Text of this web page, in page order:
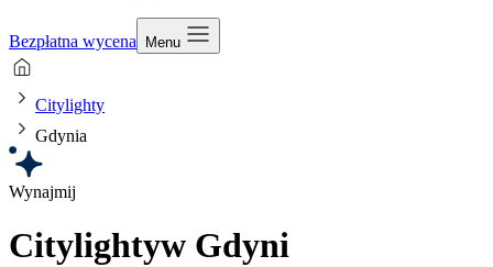
Bezpłatna wycena Menu
Citylighty
Gdynia
Wynajmij
Citylightyw Gdyni